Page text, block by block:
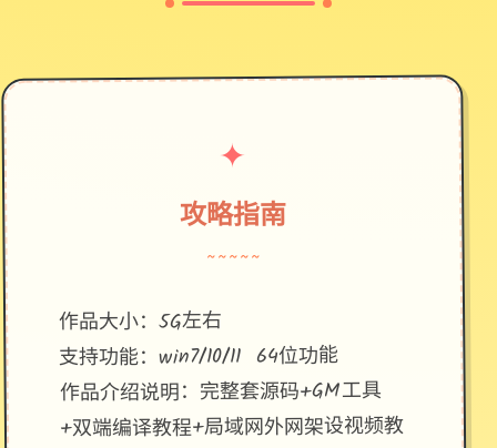
✦
攻略指南
~~~~~
作品大小：5G左右
支持功能：win7/10/11 64位功能
作品介绍说明：完整套源码+GM工具
+双端编译教程+局域网外网架设视频教